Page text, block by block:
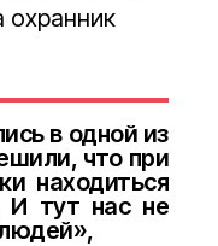
охранник
в одной из
что при
находиться
И тут нас не